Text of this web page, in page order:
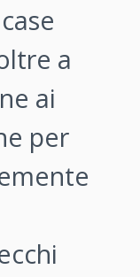
a
ai
per